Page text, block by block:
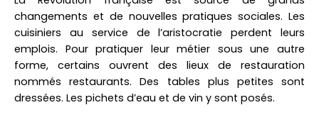
changements et de nouvelles pratiques sociales. Les
cuisiniers au service de l’aristocratie perdent leurs
emplois. Pour pratiquer leur métier sous une autre
forme, certains ouvrent des lieux de restauration
nommés restaurants.Des tables plus petites sont
dressées. Les pichets d’eau et de vin y sont posés.